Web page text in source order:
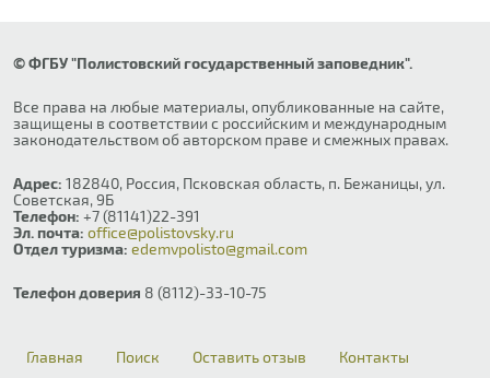
© ФГБУ "Полистовский государственный заповедник".
Все права на любые материалы, опубликованные на сайте,
защищены в соответствии с российским и международным
законодательством об авторском праве и смежных правах.
Адрес: 182840, Россия, Псковская область, п. Бежаницы, ул.
Советская, 9Б
Телефон: +7 (81141)22-391
Эл. почта: office@polistovsky.ru
Отдел туризма: edemvpolisto@gmail.com
Телефон доверия 8 (8112)-33-10-75
Главная Поиск Оставить отзыв Контакты